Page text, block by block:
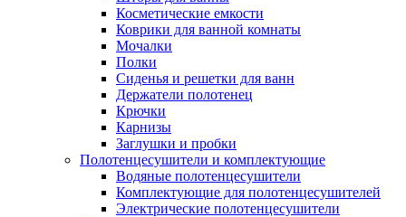
Косметические емкости
Коврики для ванной комнаты
Мочалки
Полки
Сиденья и решетки для ванн
Держатели полотенец
Крючки
Карнизы
Заглушки и пробки
Полотенцесушители и комплектующие
Водяные полотенцесушители
Комплектующие для полотенцесушителей
Электрические полотенцесушители